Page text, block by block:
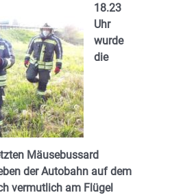
18.23
Uhr
wurde
die
Mäusebussard
der Autobahn auf dem
vermutlich am Flügel